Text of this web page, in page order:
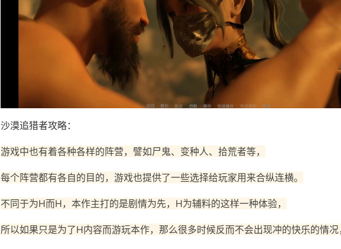
沙漠追猎者攻略：
游戏中也有着各种各样的阵营，譬如尸鬼、变种人、拾荒者等，
每个阵营都有各自的目的，游戏也提供了一些选择给玩家用来合纵连横。
不同于为H而H，本作主打的是剧情为先，H为辅料的这样一种体验，
所以如果只是为了H内容而游玩本作，那么很多时候反而不会出现冲的快乐的情况